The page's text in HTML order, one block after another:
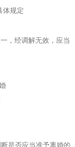
体规定
，经调解无效，应当
是否应当准予离婚的